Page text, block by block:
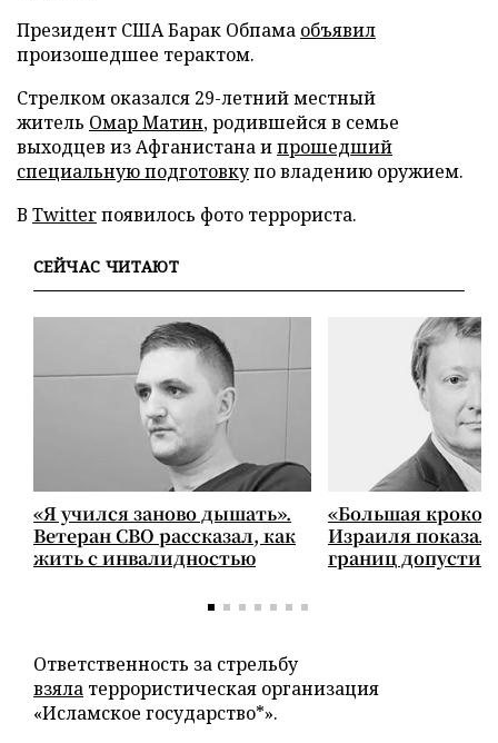
Президент США Барак Обпама объявил
произошедшее терактом.
Стрелком оказался 29-летний местный
житель Омар Матин, родившейся в семье
выходцев из Афганистана ипрошедший
специальную подготовкупо владению оружием.
В Twitterпоявилось фото террориста.
СЕЙЧАС ЧИТАЮТ
«Я учился заново дышать».
Ветеран СВО рассказал, как
жить с инвалидностью
«Большая
Израиля
границ
Ответственность за стрельбу
взяла террористическая организация
«Исламское государство*».